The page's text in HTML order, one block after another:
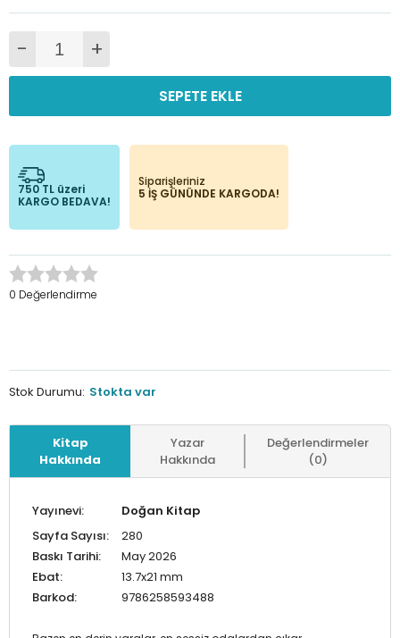
- +
SEPETE EKLE
750 TL üzeri
KARGO BEDAVA!
Siparişleriniz
5 İŞ GÜNÜNDE KARGODA!
0 Değerlendirme
Stok Durumu: Stokta var
Kitap
Hakkında
Yazar
Hakkında
Değerlendirmeler
(0)
Yayınevi:
Doğan Kitap
Sayfa Sayısı:
280
Baskı Tarihi:
May 2026
Ebat:
13.7x21 mm
Barkod:
9786258593488